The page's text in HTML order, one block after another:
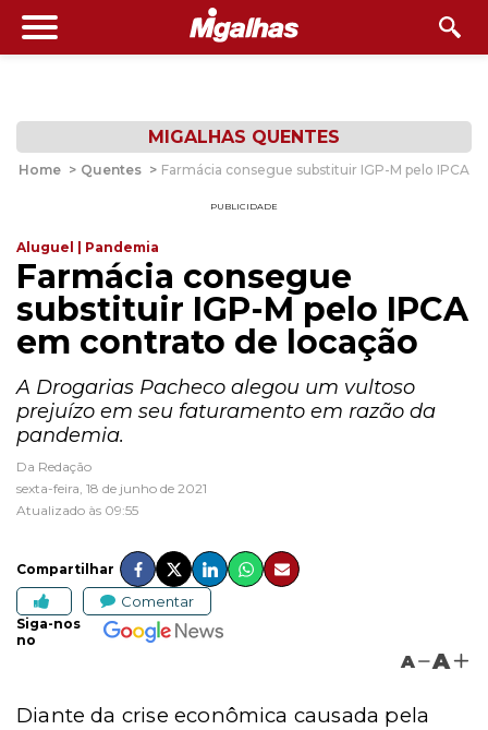
MIGALHAS QUENTES
Home > Quentes > Farmácia consegue substituir IGP-M pelo IPCA
PUBLICIDADE
Aluguel | Pandemia
Farmácia consegue
substituir IGP-M pelo IPCA
em contrato de locação
A Drogarias Pacheco alegou um vultoso
prejuízo em seu faturamento em razão da
pandemia.
Da Redação
sexta-feira, 18 de junho de 2021
Atualizado às 09:55
Compartilhar
Comentar
Siga-nos
no
A A
Diante da crise econômica causada pela